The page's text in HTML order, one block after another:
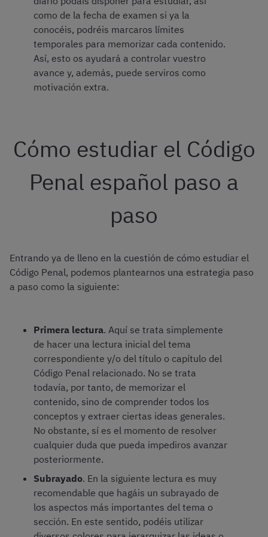
como de la fecha de examen si ya la
conocéis, podréis marcaros límites
temporales para memorizar cada contenido.
Así, esto os ayudará a controlar vuestro
avance y, además, puede serviros como
motivación extra.
Cómo estudiar el Código
Penal español paso a
paso
Entrando ya de lleno en la cuestión de cómo estudiar el
Código Penal, podemos plantearnos una estrategia paso
a paso como la siguiente:
Primera lectura. Aquí se trata simplemente
de hacer una lectura inicial del tema
correspondiente y/o del título o capítulo del
Código Penal relacionado. No se trata
todavía, por tanto, de memorizar el
contenido, sino de comprender todos los
conceptos y extraer ciertas ideas generales.
No obstante, sí es el momento de resolver
cualquier duda que pueda impediros avanzar
posteriormente.
Subrayado. En la siguiente lectura es muy
recomendable que hagáis un subrayado de
los aspectos más importantes del tema o
sección. En este sentido, podéis utilizar